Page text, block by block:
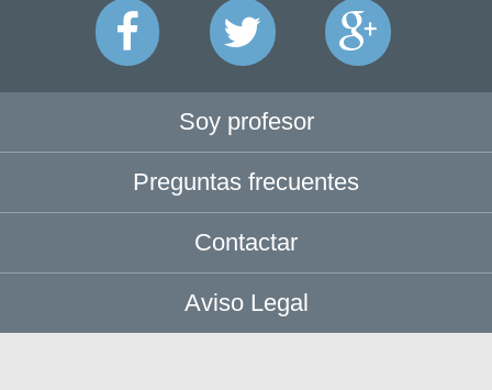
Soy profesor
Preguntas frecuentes
Contactar
Aviso Legal